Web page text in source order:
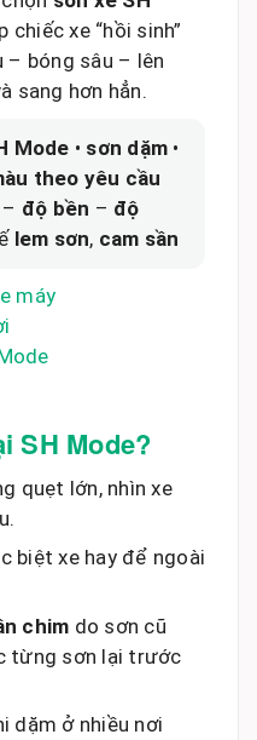
chiếc xe “hồi sinh”
– bóng sâu – lên
sang hơn hẳn.
Mode • sơn dặm •
theo yêu cầu
– độ bền – độ
lem sơn, cam sần
máy
SH Mode?
quẹt lớn, nhìn xe
biệt xe hay để ngoài
chim do sơn cũ
từng sơn lại trước
dặm ở nhiều nơi